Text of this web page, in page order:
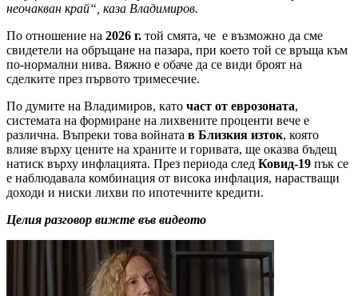
неочакван край“, каза Владимиров.
По отношение на 2026 г. той смята, че е възможно да сме
свидетели на обръщане на пазара, при което той се връща към
по-нормални нива. Вяжно е обаче да се види броят на
сделките през първото тримесечие.
По думите на Владимиров, като част от еврозоната,
системата на формиране на лихвените проценти вече е
различна. Въпреки това войната в Близкия изток, която
влияе върху цените на храните и горивата, ще оказва бъдещ
натиск върху инфлацията. През периода след Ковид-19 пък се
е наблюдавала комбинация от висока инфлация, нарастващи
доходи и ниски лихви по ипотечните кредити.
Целия разговор вижте във видеото